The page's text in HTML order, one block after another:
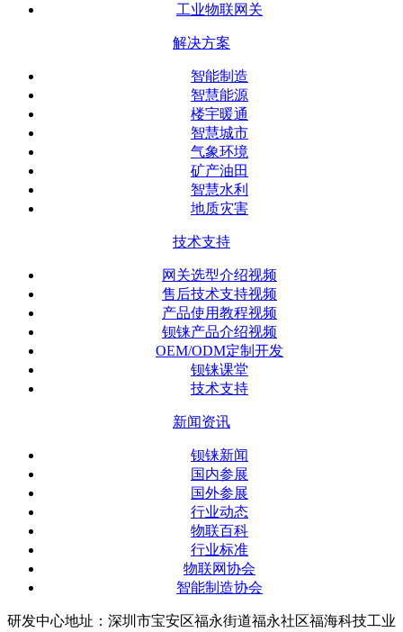
工业物联网关
解决方案
智能制造
智慧能源
楼宇暖通
智慧城市
气象环境
矿产油田
智慧水利
地质灾害
技术支持
网关选型介绍视频
售后技术支持视频
产品使用教程视频
钡铼产品介绍视频
OEM/ODM定制开发
钡铼课堂
技术支持
新闻资讯
钡铼新闻
国内参展
国外参展
行业动态
物联百科
行业标准
物联网协会
智能制造协会
研发中心地址：深圳市宝安区福永街道福永社区福海科技工业